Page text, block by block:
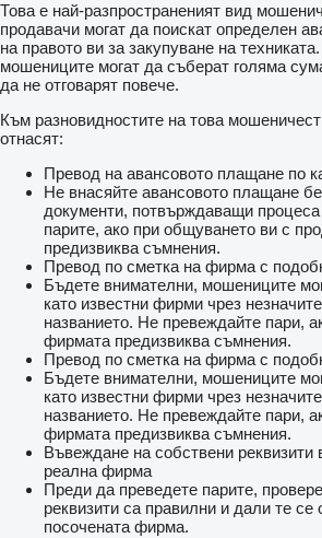
Това е най-разпространеният вид
продавачи могат да поискат определен
на правото ви за закупуване на
мошениците могат да съберат голяма
да не отговарят повече.
Към разновидностите на това
отнасят:
Превод на авансовото плащане по
Не внасяйте авансовото плащане
документи, потвърждаващи
парите, ако при общуването ви с
предизвиква съмнения.
Превод по сметка на фирма с
Бъдете внимателни, мошениците
като известни фирми чрез
названието. Не превеждайте пари,
фирмата предизвиква съмнения.
Превод по сметка на фирма с
Бъдете внимателни, мошениците
като известни фирми чрез
названието. Не превеждайте пари,
фирмата предизвиква съмнения.
Въвеждане на собствени реквизити
реална фирма
Преди да преведете парите,
реквизити са правилни и дали те се
посочената фирма.